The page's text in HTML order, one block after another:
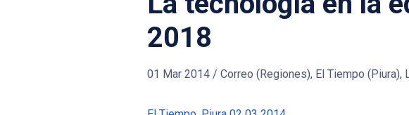
2018
01 Mar 2014 / Correo (Regiones), El Tiempo (Piura),